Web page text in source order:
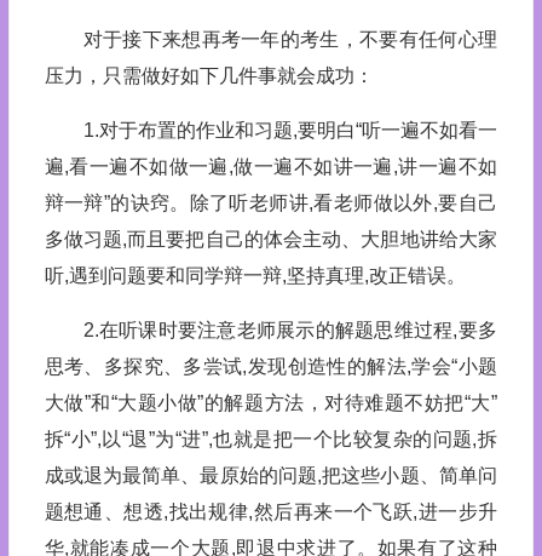
对于接下来想再考一年的考生，不要有任何心理
压力，只需做好如下几件事就会成功：
1.对于布置的作业和习题,要明白“听一遍不如看一
遍,看一遍不如做一遍,做一遍不如讲一遍,讲一遍不如
辩一辩”的诀窍。除了听老师讲,看老师做以外,要自己
多做习题,而且要把自己的体会主动、大胆地讲给大家
听,遇到问题要和同学辩一辩,坚持真理,改正错误。
2.在听课时要注意老师展示的解题思维过程,要多
思考、多探究、多尝试,发现创造性的解法,学会“小题
大做”和“大题小做”的解题方法，对待难题不妨把“大”
拆“小”,以“退”为“进”,也就是把一个比较复杂的问题,拆
成或退为最简单、最原始的问题,把这些小题、简单问
题想通、想透,找出规律,然后再来一个飞跃,进一步升
华,就能凑成一个大题,即退中求进了。如果有了这种